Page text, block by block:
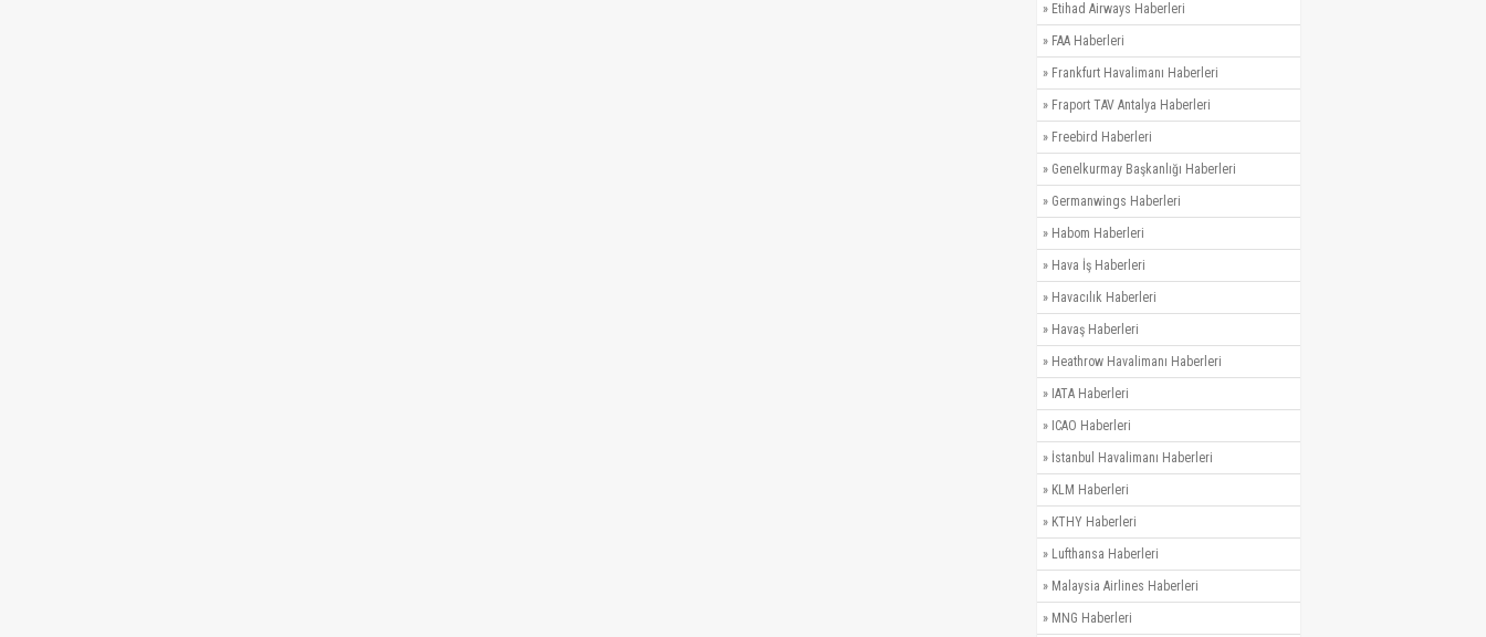
» Etihad Airways Haberleri
» FAA Haberleri
» Frankfurt Havalimanı Haberleri
» Fraport TAV Antalya Haberleri
» Freebird Haberleri
» Genelkurmay Başkanlığı Haberleri
» Germanwings Haberleri
» Habom Haberleri
» Hava İş Haberleri
» Havacılık Haberleri
» Havaş Haberleri
» Heathrow Havalimanı Haberleri
» IATA Haberleri
» ICAO Haberleri
» İstanbul Havalimanı Haberleri
» KLM Haberleri
» KTHY Haberleri
» Lufthansa Haberleri
» Malaysia Airlines Haberleri
» MNG Haberleri